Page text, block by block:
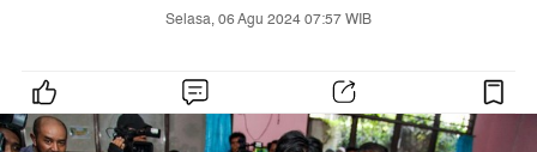
Selasa, 06 Agu 2024 07:57 WIB